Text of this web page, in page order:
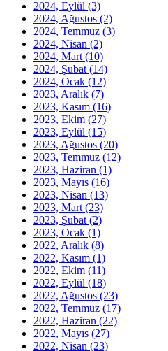
2024, Eylül (3)
2024, Ağustos (2)
2024, Temmuz (3)
2024, Nisan (2)
2024, Mart (10)
2024, Şubat (14)
2024, Ocak (12)
2023, Aralık (7)
2023, Kasım (16)
2023, Ekim (27)
2023, Eylül (15)
2023, Ağustos (20)
2023, Temmuz (12)
2023, Haziran (1)
2023, Mayıs (16)
2023, Nisan (13)
2023, Mart (23)
2023, Şubat (2)
2023, Ocak (1)
2022, Aralık (8)
2022, Kasım (1)
2022, Ekim (11)
2022, Eylül (18)
2022, Ağustos (23)
2022, Temmuz (17)
2022, Haziran (22)
2022, Mayıs (27)
2022, Nisan (23)